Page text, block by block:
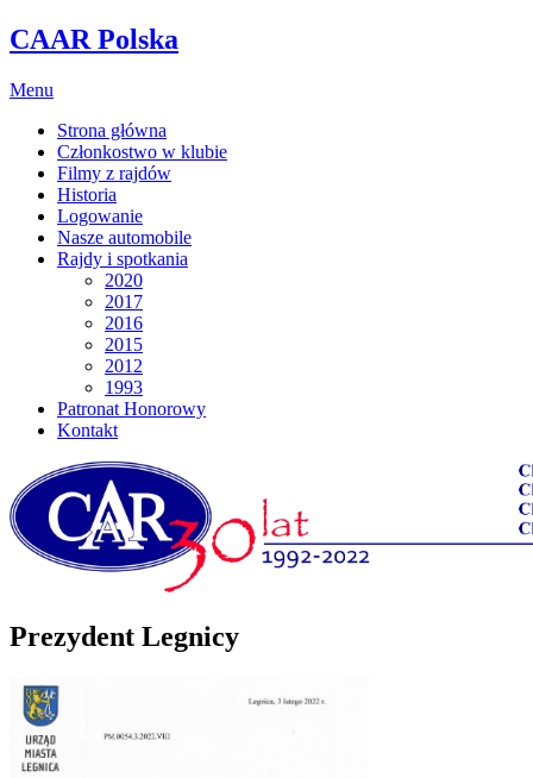
CAAR Polska
Menu
Strona główna
Członkostwo w klubie
Filmy z rajdów
Historia
Logowanie
Nasze automobile
Rajdy i spotkania
2020
2017
2016
2015
2012
1993
Patronat Honorowy
Kontakt
Prezydent Legnicy